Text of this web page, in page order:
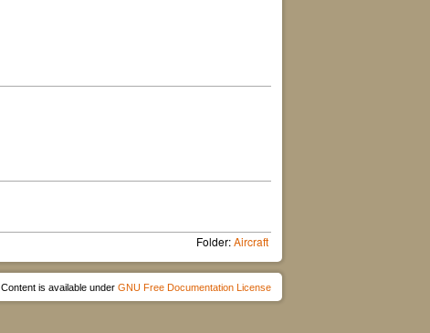
Folder:Aircraft
Content is available under GNU Free Documentation License